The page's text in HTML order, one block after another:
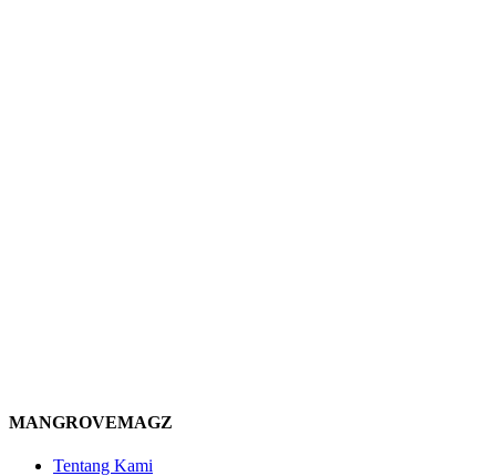
MANGROVEMAGZ
Tentang Kami